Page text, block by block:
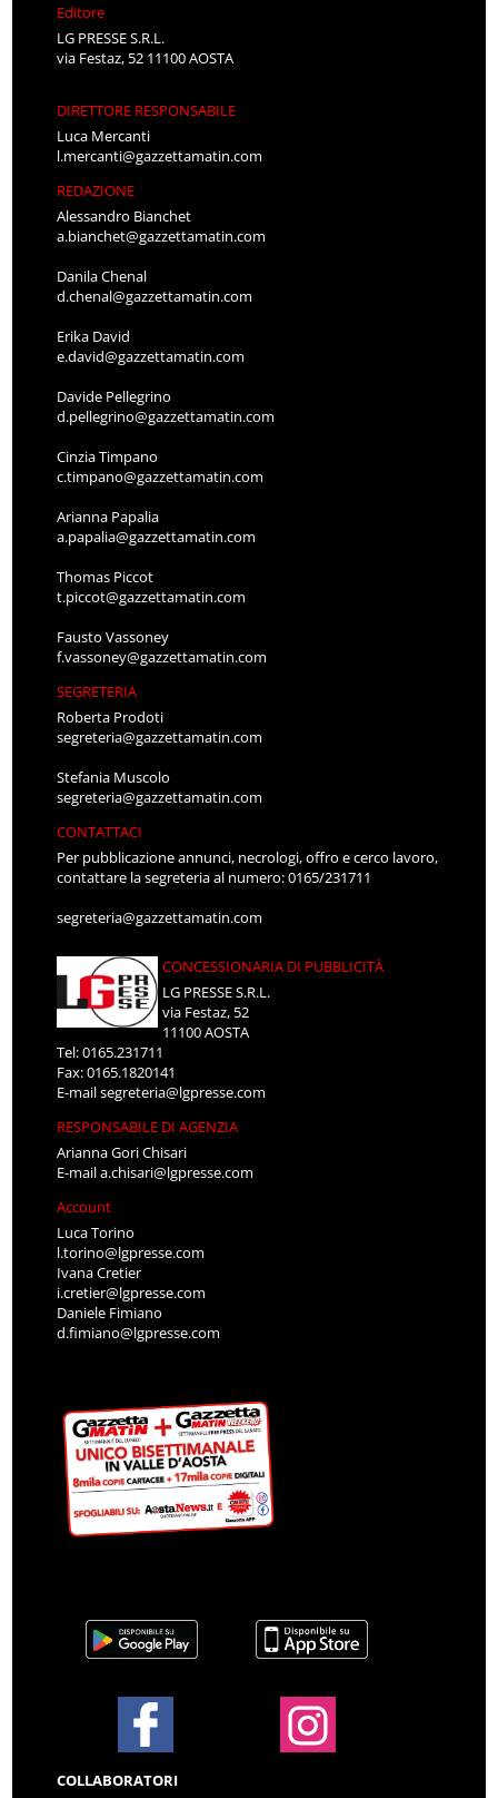
Editore
LG PRESSE S.R.L.
via Festaz, 52 11100 AOSTA
DIRETTORE RESPONSABILE
Luca Mercanti
l.mercanti@gazzettamatin.com
REDAZIONE
Alessandro Bianchet
a.bianchet@gazzettamatin.com
Danila Chenal
d.chenal@gazzettamatin.com
Erika David
e.david@gazzettamatin.com
Davide Pellegrino
d.pellegrino@gazzettamatin.com
Cinzia Timpano
c.timpano@gazzettamatin.com
Arianna Papalia
a.papalia@gazzettamatin.com
Thomas Piccot
t.piccot@gazzettamatin.com
Fausto Vassoney
f.vassoney@gazzettamatin.com
SEGRETERIA
Roberta Prodoti
segreteria@gazzettamatin.com
Stefania Muscolo
segreteria@gazzettamatin.com
CONTATTACI
Per pubblicazione annunci, necrologi, offro e cerco lavoro,
contattare la segreteria al numero: 0165/231711
segreteria@gazzettamatin.com
CONCESSIONARIA DI PUBBLICITÀ
LG PRESSE S.R.L.
via Festaz, 52
11100 AOSTA
Tel: 0165.231711
Fax: 0165.1820141
E-mailsegreteria@lgpresse.com
RESPONSABILE DI AGENZIA
Arianna Gori Chisari
E-maila.chisari@lgpresse.com
Account
Luca Torino
l.torino@lgpresse.com
Ivana Cretier
i.cretier@lgpresse.com
Daniele Fimiano
d.fimiano@lgpresse.com
COLLABORATORI